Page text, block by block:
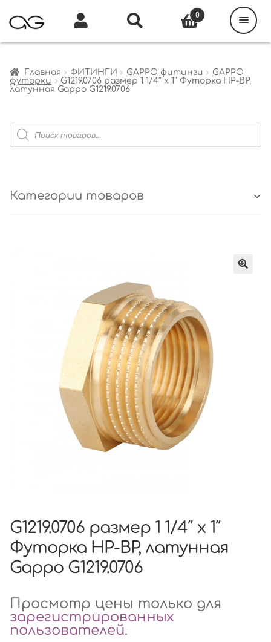
Главная ФИТИНГИ GAPPO фитинги
GAPPO
футорки
G1219.0706 размер 1 1/4″ х 1″ Футорка НР-ВР,
латунная Gappo G1219.0706
Поиск
товаров
Категории товаров
G1219.0706 размер 1 1/4″ х 1″
Футорка НР-ВР, латунная
Gappo G1219.0706
Просмотр цены только для
зарегистрированных
пользователей.
0